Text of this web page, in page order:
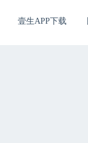
壹生APP下载